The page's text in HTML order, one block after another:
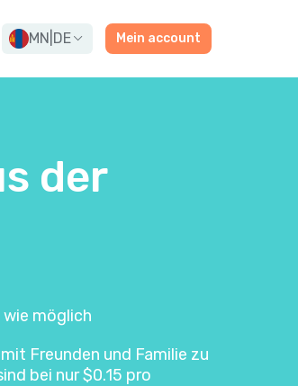
MN DE Mein account
der
wie möglich
Freunden und Familie zu
bei nur $0.15 pro